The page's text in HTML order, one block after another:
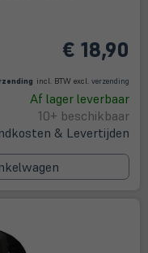
€ 18,90
incl. BTW excl. verzending
Af lager leverbaar
10+ beschikbaar
& Levertijden